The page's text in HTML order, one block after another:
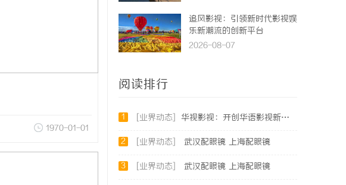
1970-01-01
追风影视：引领新时代影视娱
乐新潮流的创新平台
2026-08-07
阅读排行
1 [业界动态] 华视影视：开创华语影视新时代的领航者
2 [业界动态] 武汉配眼镜 上海配眼镜
3 [业界动态] 武汉配眼镜 上海配眼镜